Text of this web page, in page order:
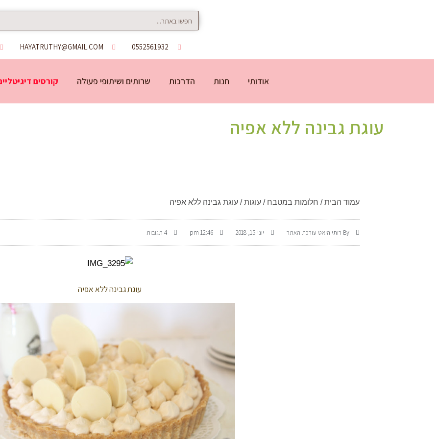
0552561932
HAYATRUTHY@GMAIL.COM
אודותי חנות הדרכות שרותים ושיתופי פעולה קורסים
עוגת גבינה ללא אפיה
עמוד הבית/ חלומות במטבח / עוגות/ עוגת גבינה ללא אפיה
By רותי היאט עורכת האתר יוני 15, 2018 12:46 pm 4 תגובות
עוגת גבינה ללא אפיה